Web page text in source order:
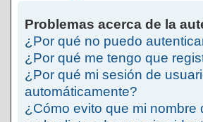
Problemas acerca de la
¿Por qué no puedo
¿Por qué me tengo que
¿Por qué mi sesión de
automáticamente?
¿Cómo evito que mi nombre